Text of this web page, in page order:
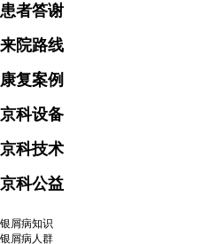
患者答谢
来院路线
康复案例
京科设备
京科技术
京科公益
银屑病知识
银屑病人群